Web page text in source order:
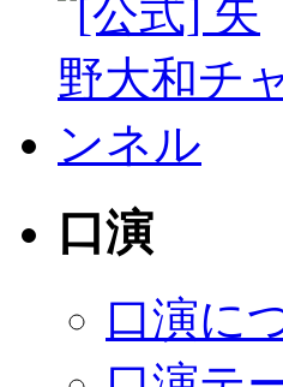
口演
口演に